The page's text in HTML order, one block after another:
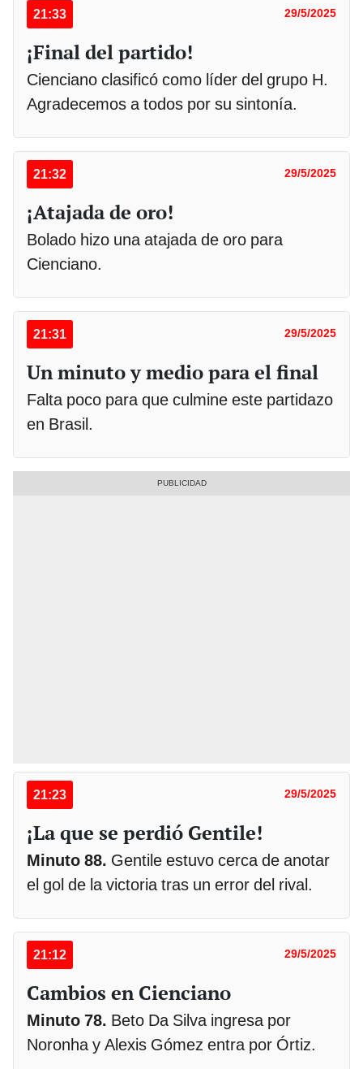
21:33 29/5/2025
¡Final del partido!
Cienciano clasificó como líder del grupo H.
Agradecemos a todos por su sintonía.
21:32 29/5/2025
¡Atajada de oro!
Bolado hizo una atajada de oro para
Cienciano.
21:31 29/5/2025
Un minuto y medio para el final
Falta poco para que culmine este partidazo
en Brasil.
21:23 29/5/2025
¡La que se perdió Gentile!
Minuto 88. Gentile estuvo cerca de anotar
el gol de la victoria tras un error del rival.
21:12 29/5/2025
Cambios en Cienciano
Minuto 78. Beto Da Silva ingresa por
Noronha y Alexis Gómez entra por Órtiz.